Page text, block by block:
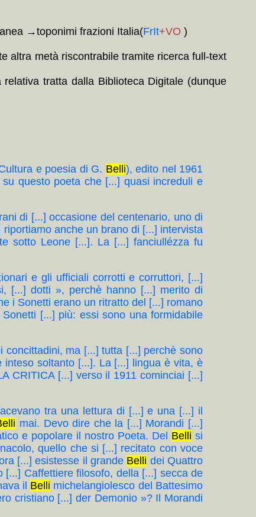
→toponimi frazioni Italia(FrIt+VO )
altra metà riscontrabile tramite ricerca full-text
tratta dalla Biblioteca Digitale (dunque
e poesia di G. Belli), edito nel 1961
questo poeta che [...] quasi increduli e
di [...] occasione del centenario, uno di
riportiamo anche un brano di [...] intervista
sotto Leone [...]. La [...] fanciullézza fu
e gli ufficiali corrotti e corruttori, [...]
[...] dotti », perchè hanno [...] merito di
i Sonetti erano un ritratto del [...] romano
[...] più: essi sono una formidabile
ma [...] tutta [...] perchè sono
inteso soltanto [...]. La [...] lingua è vita, è
CRITICA [...] verso il 1911 cominciai [...]
tra una lettura di [...] e una [...] il
mai. Devo dire che la [...] Morandi [...]
e popolare il nostro Poeta. Del Belli si
quello che si [...] recitato con voce
[...] esistesse il grande Belli dei Quattro
[...] Caffettiere filosofo, della [...] secca de
il Belli michelangiolesco del Battesimo
cristiano [...] der Demonio »? Il Morandi